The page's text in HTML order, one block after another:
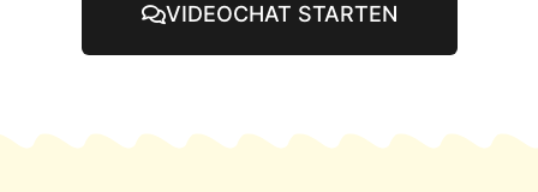
VIDEOCHAT STARTEN